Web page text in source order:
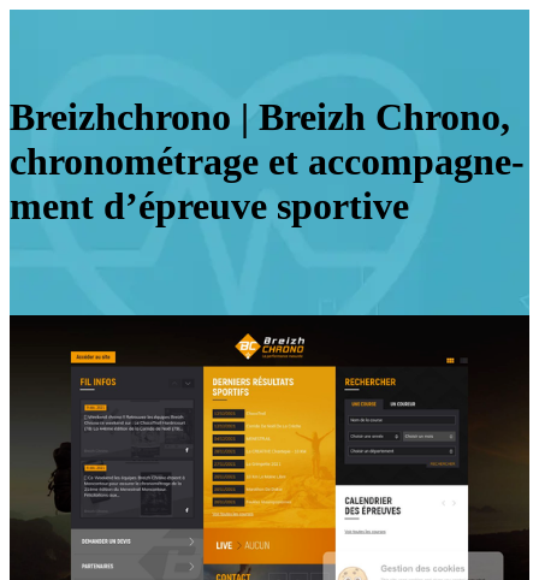
Breizhchro­no | Breizh Chrono,
chronométra­ge et accom­pag­ne­
ment d’épreuve sportive